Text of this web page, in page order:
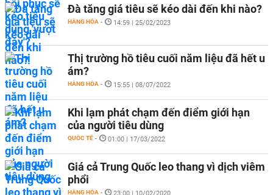
Đà tăng giá tiêu sẽ kéo dài đến khi nào?
HÀNG HÓA - 14:59 | 25/02/2023
Thị trường hồ tiêu cuối năm liệu đã hết u
ám?
HÀNG HÓA - 15:55 | 08/07/2022
Khi lạm phát chạm đến điểm giới hạn
của người tiêu dùng
QUỐC TẾ - 01:00 | 17/03/2022
Giá cả Trung Quốc leo thang vì dịch viêm
phổi
HÀNG HÓA -